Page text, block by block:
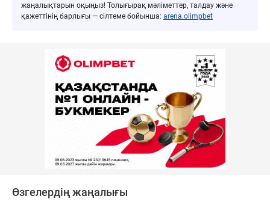
жаңалықтарын оқыңыз! Толығырақ мәліметтер, талдау және
қажеттінің барлығы — сілтеме бойынша: arena.olimpbet